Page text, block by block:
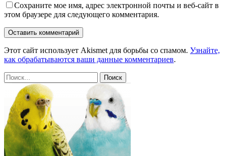
Сохраните мое имя, адрес электронной почты и веб-сайт в
этом браузере для следующего комментария.
Этот сайт использует Akismet для борьбы со спамом. Узнайте,
как обрабатываются ваши данные комментариев.